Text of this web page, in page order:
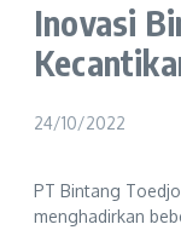
Inovasi
24/10/2022
PT Bintang
menghadirkan